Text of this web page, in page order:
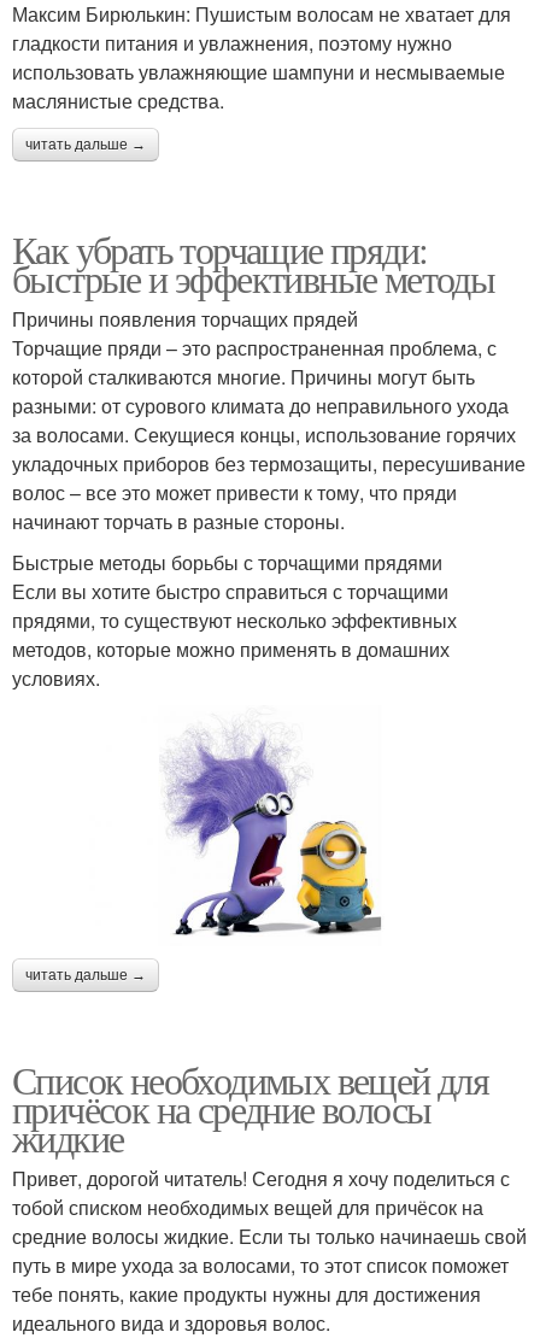
Максим Бирюлькин: Пушистым волосам не хватает для
гладкости питания и увлажнения, поэтому нужно
использовать увлажняющие шампуни и несмываемые
маслянистые средства.
читать дальше →
Как убрать торчащие пряди:
быстрые и эффективные методы
Причины появления торчащих прядей
Торчащие пряди – это распространенная проблема, с
которой сталкиваются многие. Причины могут быть
разными: от сурового климата до неправильного ухода
за волосами. Секущиеся концы, использование горячих
укладочных приборов без термозащиты, пересушивание
волос – все это может привести к тому, что пряди
начинают торчать в разные стороны.
Быстрые методы борьбы с торчащими прядями
Если вы хотите быстро справиться с торчащими
прядями, то существуют несколько эффективных
методов, которые можно применять в домашних
условиях.
читать дальше →
Список необходимых вещей для
причёсок на средние волосы
жидкие
Привет, дорогой читатель! Сегодня я хочу поделиться с
тобой списком необходимых вещей для причёсок на
средние волосы жидкие. Если ты только начинаешь свой
путь в мире ухода за волосами, то этот список поможет
тебе понять, какие продукты нужны для достижения
идеального вида и здоровья волос.